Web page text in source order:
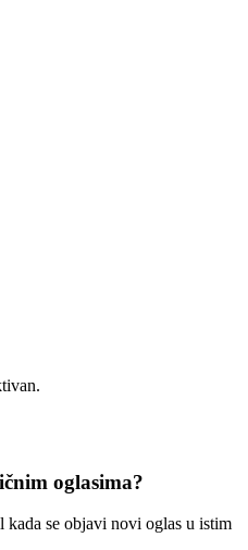
oglasima?
se objavi novi oglas u istim